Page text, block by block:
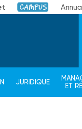
Campus
JURIDIQUE
ET